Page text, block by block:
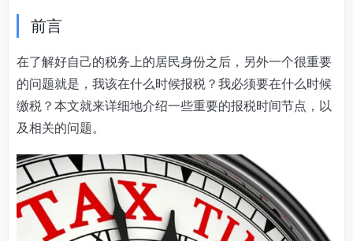
前言
在了解好自己的税务上的居民身份之后，另外一个很重要
的问题就是，我该在什么时候报税？我必须要在什么时候
缴税？本文就来详细地介绍一些重要的报税时间节点，以
及相关的问题。